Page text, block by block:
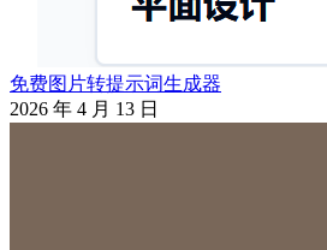
免费图片转提示词生成器
2026 年 4 月 13 日